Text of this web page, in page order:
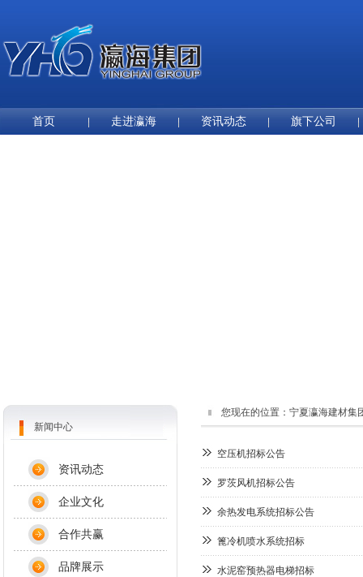
首页 走进瀛海 资讯动态 旗下公司
空压机招标公告
罗茨风机招标公告
余热发电系统招标公告
篦冷机喷水系统招标
水泥窑预热器电梯招标
您现在的位置： 宁夏瀛海建材集
新闻中心
资讯动态
企业文化
合作共赢
品牌展示